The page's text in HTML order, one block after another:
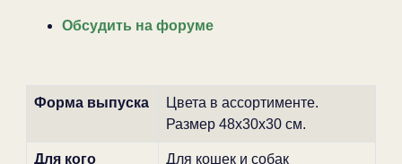
Обсудить на форуме
Форма выпуска
Цвета в ассортименте.
Размер 48х30х30 см.
Для кого
Для кошек и собак